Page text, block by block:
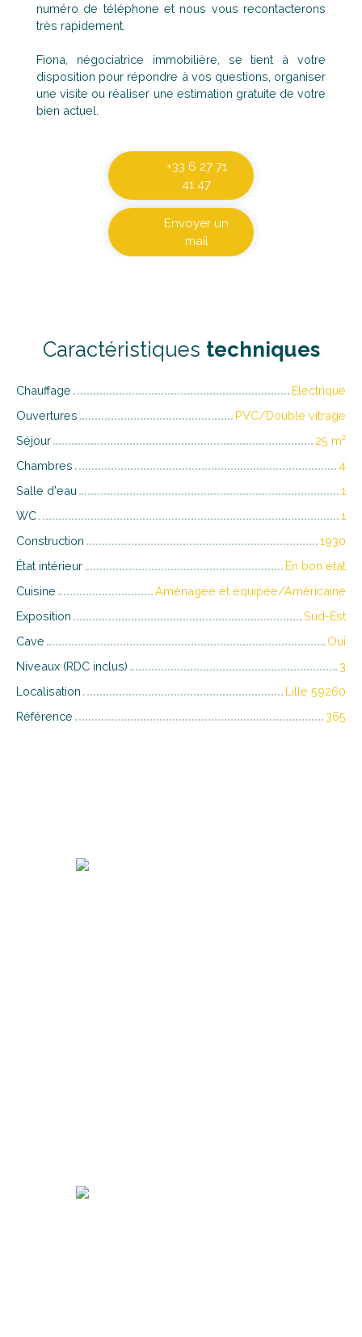
numéro de téléphone et nous vous recontacterons
très rapidement.
Fiona, négociatrice immobilière, se tient à votre
disposition pour répondre à vos questions, organiser
une visite ou réaliser une estimation gratuite de votre
bien actuel.
+33 6 27 71
41 47
Envoyer un
mail
Caractéristiques techniques
Chauffage
Electrique
Ouvertures
PVC/Double vitrage
Séjour
25 m²
Chambres
4
Salle d'eau
1
WC
1
Construction
1930
État intérieur
En bon état
Cuisine
Aménagée et équipée/Américaine
Exposition
Sud-Est
Cave
Oui
Niveaux (RDC inclus)
3
Localisation
Lille 59260
Référence
365